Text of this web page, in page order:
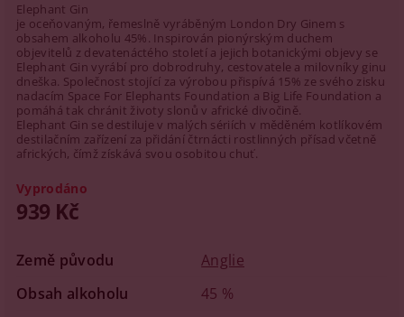
Elephant Gin
je oceňovaným, řemeslně vyráběným London Dry Ginem s
obsahem alkoholu 45%. Inspirován pionýrským duchem
objevitelů z devatenáctého století a jejich botanickými objevy se
Elephant Gin vyrábí pro dobrodruhy, cestovatele a milovníky ginu
dneška. Společnost stojící za výrobou přispívá 15% ze svého zisku
nadacím Space For Elephants Foundation a Big Life Foundation a
pomáhá tak chránit životy slonů v africké divočině.
Elephant Gin se destiluje v malých sériích v měděném kotlíkovém
destilačním zařízení za přidání čtrnácti rostlinných přísad včetně
afrických, čímž získává svou osobitou chuť.
Vyprodáno
939 Kč
Země původu
Anglie
Obsah alkoholu
45 %